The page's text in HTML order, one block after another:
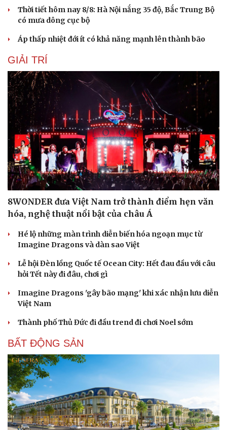
Thời tiết hôm nay 8/8: Hà Nội nắng 35 độ, Bắc Trung Bộ
có mưa dông cục bộ
Áp thấp nhiệt đới ít có khả năng mạnh lên thành bão
GIẢI TRÍ
8WONDER đưa Việt Nam trở thành điểm hẹn văn
hóa, nghệ thuật nổi bật của châu Á
Hé lộ những màn trình diễn biến hóa ngoạn mục từ
Imagine Dragons và dàn sao Việt
Lễ hội Đèn lồng Quốc tế Ocean City: Hết đau đầu với câu
hỏi Tết này đi đâu, chơi gì
Imagine Dragons 'gây bão mạng' khi xác nhận lưu diễn
Việt Nam
Thành phố Thủ Đức đi đầu trend đi chơi Noel sớm
BẤT ĐỘNG SẢN